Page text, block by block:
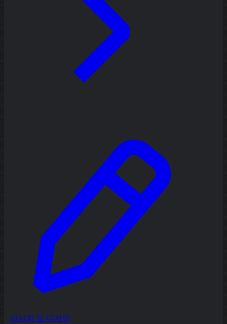
리서치 및 디자인